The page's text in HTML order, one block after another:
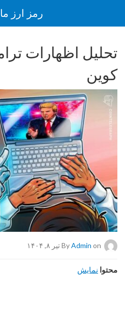
رمز ارز
تحلیل اظهارات
کوین
By Admin on تیر ۸, ۱۴۰۴
محتوا نمایش